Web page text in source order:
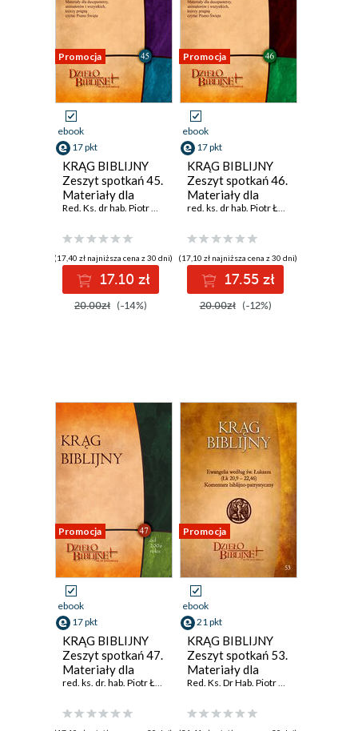
Promocja
ebook
17 pkt
KRĄG BIBLIJNY
Zeszyt spotkań 45.
Materiały dla
duszpasterzy,
wszystkich, którzy
pragn
Red. Ks. dr hab. Piotr Łabuda prof. UPJPII
(17,40 zł najniższa cena z 30 dni)
17.10 zł
20.00zł (-14%)
Promocja
ebook
17 pkt
KRĄG BIBLIJNY
Zeszyt spotkań 46.
Materiały dla
duszpasterzy,
wszystkich, którzy
pragn
red. ks. dr hab. Piotr Łabuda
(17,10 zł najniższa cena z 30 dni)
17.55 zł
20.00zł (-12%)
Promocja
ebook
17 pkt
KRĄG BIBLIJNY
Zeszyt spotkań 47.
Materiały dla
duszpasterzy,
wszystkich, którzy
pragn
red. ks. dr. hab. Piotr Łabuda prof. UPJPII
Promocja
ebook
21 pkt
KRĄG BIBLIJNY
Zeszyt spotkań 53.
Materiały dla
duszpasterzy,
wszystkich, którzy
pragn ... Ewangelia
Red. Ks. Dr Hab. Piotr Łabuda